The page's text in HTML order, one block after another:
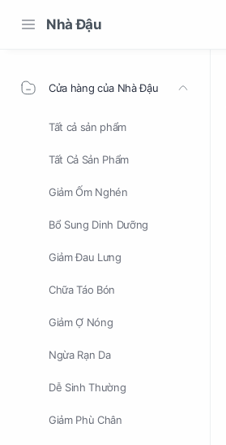
Nhà Đậu
Cửa hàng của Nhà Đậu
Tất cả sản phẩm
Tất Cả Sản Phẩm
Giảm Ốm Nghén
Bổ Sung Dinh Dưỡng
Giảm Đau Lưng
Chữa Táo Bón
Giảm Ợ Nóng
Ngừa Rạn Da
Dễ Sinh Thường
Giảm Phù Chân